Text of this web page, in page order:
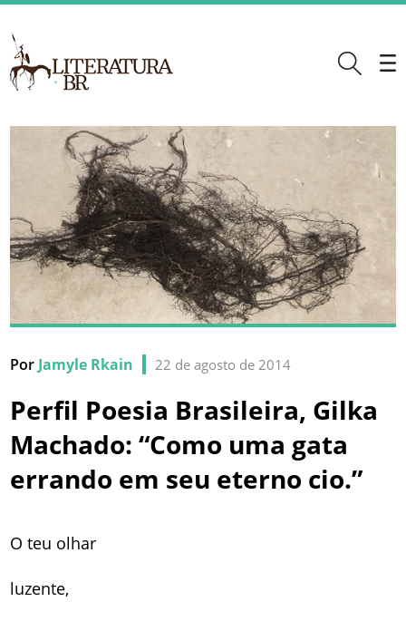
Por Jamyle Rkain 22 de agosto de 2014
Perfil Poesia Brasileira, Gilka
Machado: “Como uma gata
errando em seu eterno cio.”
O teu olhar
luzente,